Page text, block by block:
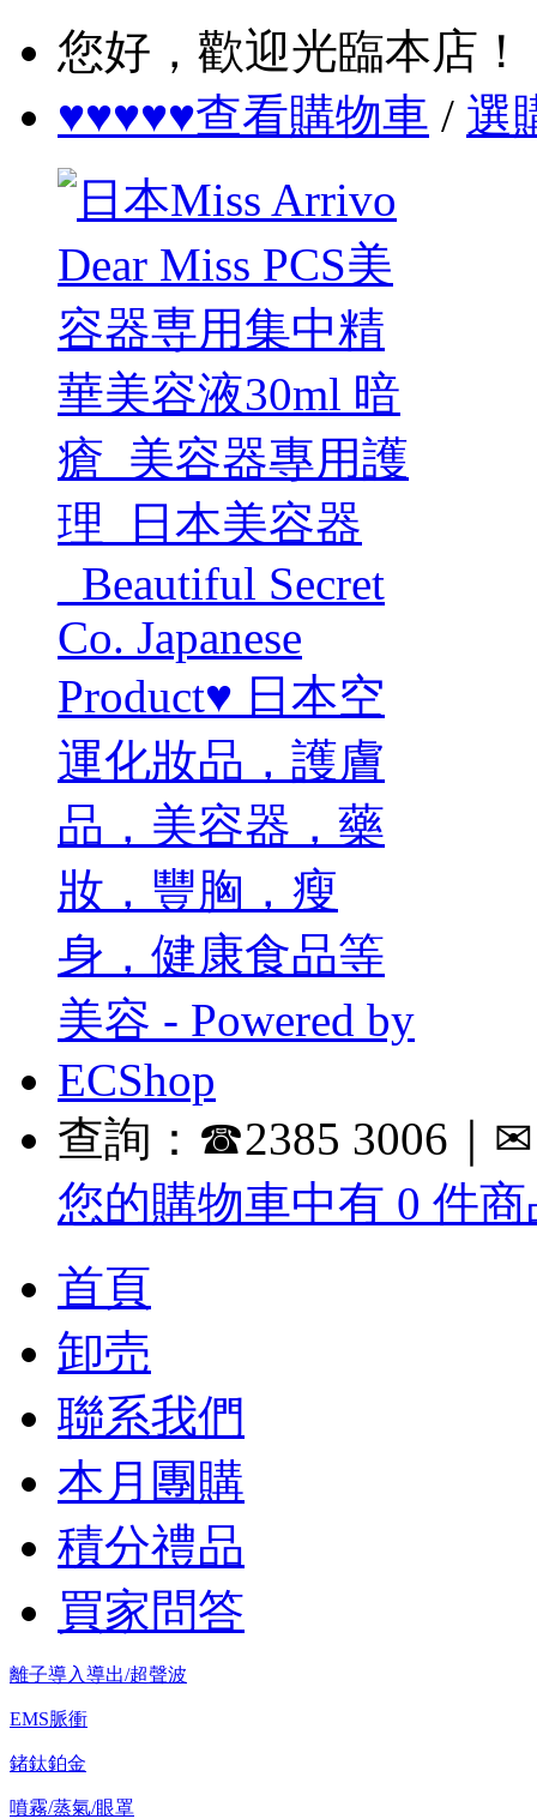
您好，歡迎光臨本店！
♥♥♥♥♥查看購物車 / 選
查詢：☎2385 3006｜✉
您的購物車中有 0 件
首頁
卸売
聯系我們
本月團購
積分禮品
買家問答
離子導入導出/超聲波
EMS脈衝
鍺鈦鉑金
噴霧/蒸氣/眼罩